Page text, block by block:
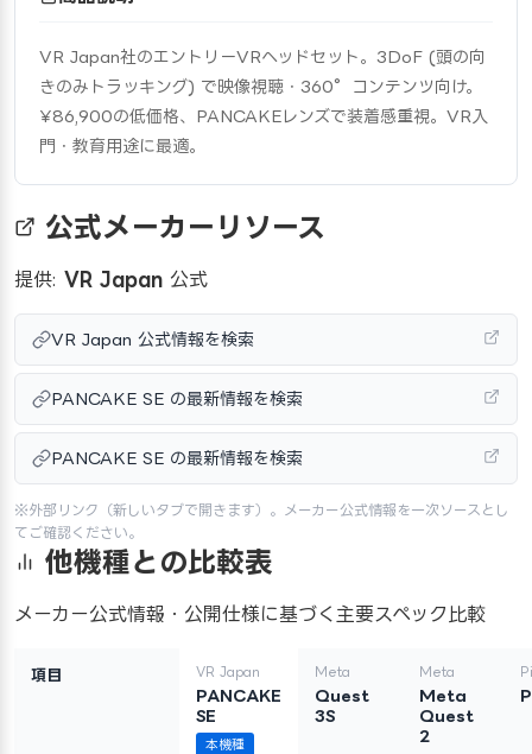
VR Japan社のエントリーVRヘッドセット。3DoF (頭の向
きのみトラッキング) で映像視聴・360°コンテンツ向け。
¥86,900の低価格、PANCAKEレンズで装着感重視。VR入
門・教育用途に最適。
公式メーカーリソース
提供: VR Japan 公式
VR Japan 公式情報を検索
PANCAKE SE の最新情報を検索
PANCAKE SE の最新情報を検索
※外部リンク（新しいタブで開きます）。メーカー公式情報を一次ソースとし
てご確認ください。
他機種との比較表
メーカー公式情報・公開仕様に基づく主要スペック比較
項目 VR Japan
PANCAKE
SE
本機種
Meta
Quest
3S
Meta
Meta
Quest
2